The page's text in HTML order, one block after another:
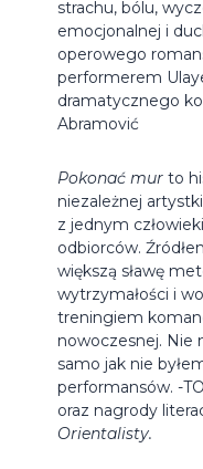
strachu, bólu,
emocjonalnej i
operowego
performerem
dramatycznego
Abramović
Pokonać mur to
niezależnej
z jednym
odbiorców.
większą sławę
wytrzymałości i
treningiem
nowoczesnej. Nie
samo jak nie
performansów. -
oraz nagrody
Orientalisty.